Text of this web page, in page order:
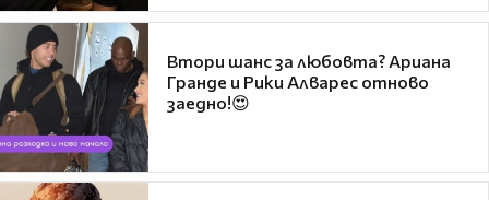
Втори шанс за любовта? Ариана
Гранде и Рики Алварес отново
заедно!😍